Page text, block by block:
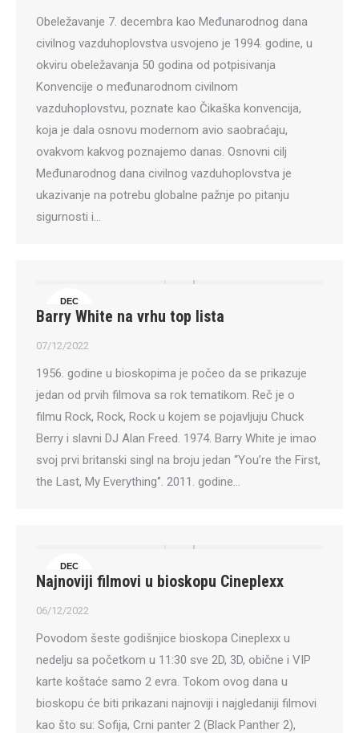
Obeležavanje 7. decembra kao Međunarodnog dana
civilnog vazduhoplovstva usvojeno je 1994. godine, u
okviru obeležavanja 50 godina od potpisivanja
Konvencije o međunarodnom civilnom
vazduhoplovstvu, poznate kao Čikaška konvencija,
koja je dala osnovu modernom avio saobraćaju,
ovakvom kakvog poznajemo danas. Osnovni cilj
Međunarodnog dana civilnog vazduhoplovstva je
ukazivanje na potrebu globalne pažnje po pitanju
sigurnosti i…
DEC
7
Barry White na vrhu top lista
07/12/2022
1956. godine u bioskopima je počeo da se prikazuje
jedan od prvih filmova sa rok tematikom. Reč je o
filmu Rock, Rock, Rock u kojem se pojavljuju Chuck
Berry i slavni DJ Alan Freed. 1974. Barry White je imao
svoj prvi britanski singl na broju jedan ‘‘You’re the First,
the Last, My Everything‘’. 2011. godine…
DEC
6
Najnoviji filmovi u bioskopu Cineplexx
06/12/2022
Povodom šeste godišnjice bioskopa Cineplexx u
nedelju sa početkom u 11:30 sve 2D, 3D, obične i VIP
karte koštaće samo 2 evra. Tokom ovog dana u
bioskopu će biti prikazani najnoviji i najgledaniji filmovi
kao što su: Sofija, Crni panter 2 (Black Panther 2),